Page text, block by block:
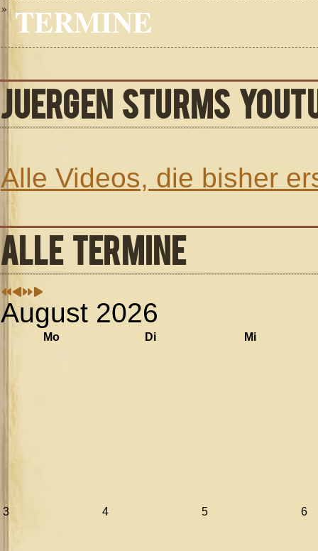
TERMINE
JUERGEN STURMS
Alle Videos, die bisher
ALLE TERMINE
August 2026
Mo Di Mi
3 4 5 6